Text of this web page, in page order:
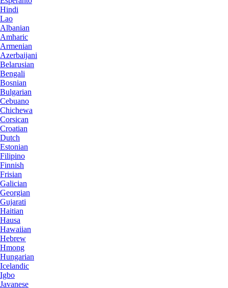
Hindi
Lao
Albanian
Amharic
Armenian
Azerbaijani
Belarusian
Bengali
Bosnian
Bulgarian
Cebuano
Chichewa
Corsican
Croatian
Dutch
Estonian
Filipino
Finnish
Frisian
Galician
Georgian
Gujarati
Haitian
Hausa
Hawaiian
Hebrew
Hmong
Hungarian
Icelandic
Igbo
Javanese